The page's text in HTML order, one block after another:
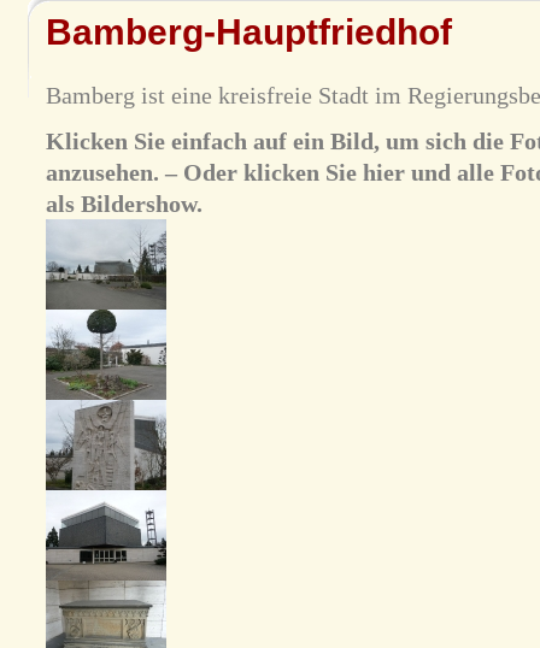
Bamberg-Hauptfriedhof
Bamberg ist eine kreisfreie Stadt im
Klicken Sie einfach auf ein Bild, um sich die
anzusehen. – Oder klicken Sie hier und alle
als Bildershow.